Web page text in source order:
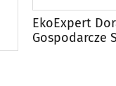
EkoExpert
Gospodarcze